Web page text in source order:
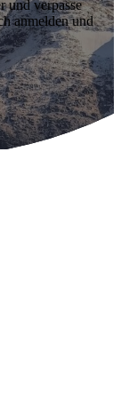
und verpasse
anmelden und